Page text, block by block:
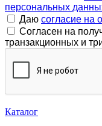
персональных
Даю согласие на
Согласен на
транзакционных и
Каталог